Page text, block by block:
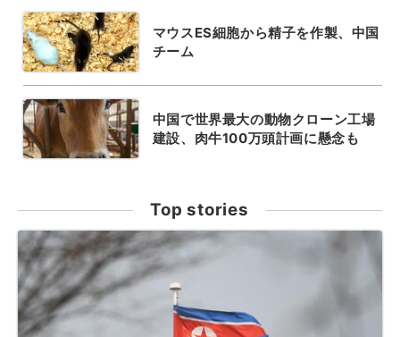
マウスES細胞から精子を作製、中国
チーム
中国で世界最大の動物クローン工場
建設、肉牛100万頭計画に懸念も
Top stories